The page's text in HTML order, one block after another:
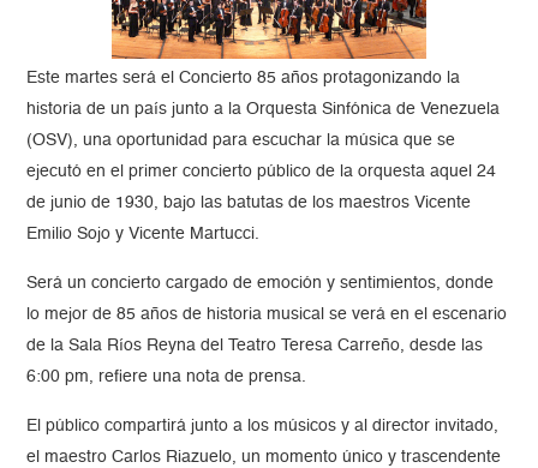
Este martes será el Concierto 85 años protagonizando la
historia de un país junto a la Orquesta Sinfónica de Venezuela
(OSV), una oportunidad para escuchar la música que se
ejecutó en el primer concierto público de la orquesta aquel 24
de junio de 1930, bajo las batutas de los maestros Vicente
Emilio Sojo y Vicente Martucci.
Será un concierto cargado de emoción y sentimientos, donde
lo mejor de 85 años de historia musical se verá en el escenario
de la Sala Ríos Reyna del Teatro Teresa Carreño, desde las
6:00 pm, refiere una nota de prensa.
El público compartirá junto a los músicos y al director invitado,
el maestro Carlos Riazuelo, un momento único y trascendente